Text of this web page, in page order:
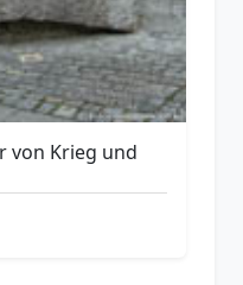
von Krieg und